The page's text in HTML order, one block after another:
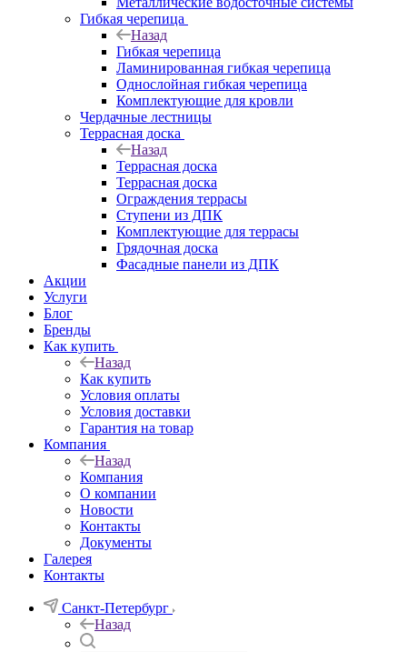
Гибкая черепица
Назад
Гибкая черепица
Ламинированная гибкая черепица
Однослойная гибкая черепица
Комплектующие для кровли
Чердачные лестницы
Террасная доска
Назад
Террасная доска
Террасная доска
Ограждения террасы
Ступени из ДПК
Комплектующие для террасы
Грядочная доска
Фасадные панели из ДПК
Акции
Услуги
Блог
Бренды
Как купить
Назад
Как купить
Условия оплаты
Условия доставки
Гарантия на товар
Компания
Назад
Компания
О компании
Новости
Контакты
Документы
Галерея
Контакты
Санкт-Петербург
Назад